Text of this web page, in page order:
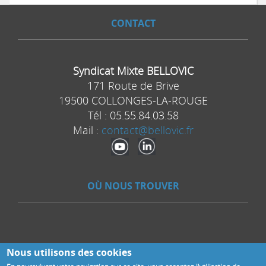
Programme 2025
Programme 2023
Programme 2024
CONTACT
Syndicat Mixte BELLOVIC
171 Route de Brive
19500 COLLONGES-LA-ROUGE
Tél : 05.55.84.03.58
Mail : contact@bellovic.fr
OÙ NOUS TROUVER
Nous utilisons des cookies